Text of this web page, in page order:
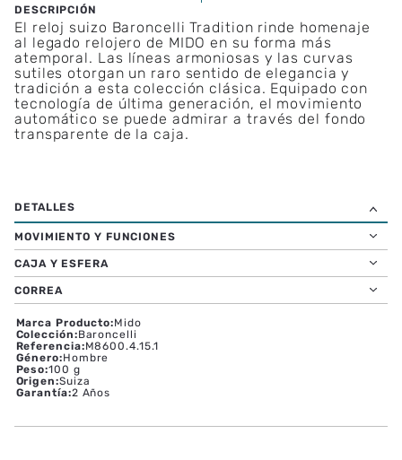
El reloj suizo Baroncelli Tradition rinde homenaje
al legado relojero de MIDO en su forma más
atemporal. Las líneas armoniosas y las curvas
sutiles otorgan un raro sentido de elegancia y
tradición a esta colección clásica. Equipado con
tecnología de última generación, el movimiento
automático se puede admirar a través del fondo
transparente de la caja.
MOVIMIENTO Y FUNCIONES
CAJA Y ESFERA
CORREA
Marca Producto:Mido
Colección:Baroncelli
Referencia:M8600.4.15.1
Género:Hombre
Peso:100 g
Origen:Suiza
Garantía:2 Años